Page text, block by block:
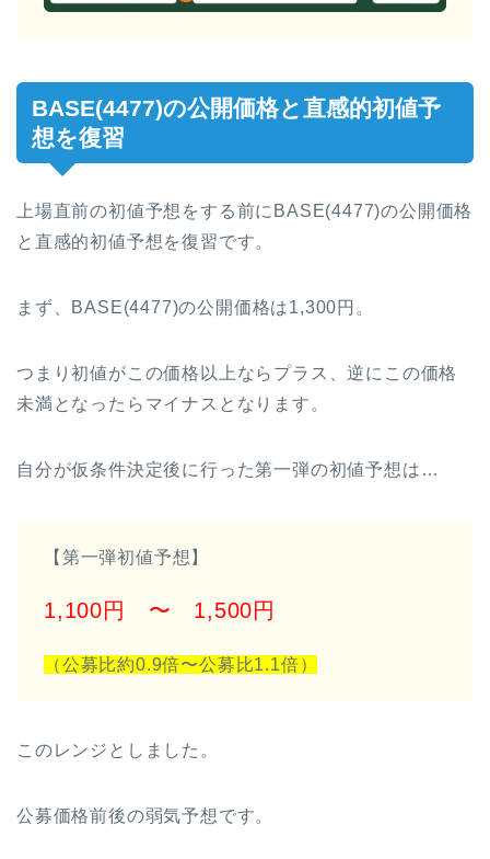
BASE(4477)の公開価格と直感的初値予
想を復習
上場直前の初値予想をする前にBASE(4477)の公開価格
と直感的初値予想を復習です。
まず、BASE(4477)の公開価格は1,300円。
つまり初値がこの価格以上ならプラス、逆にこの価格
未満となったらマイナスとなります。
自分が仮条件決定後に行った第一弾の初値予想は…
【第一弾初値予想】
1,100円 〜 1,500円
（公募比約0.9倍〜公募比1.1倍）
このレンジとしました。
公募価格前後の弱気予想です。